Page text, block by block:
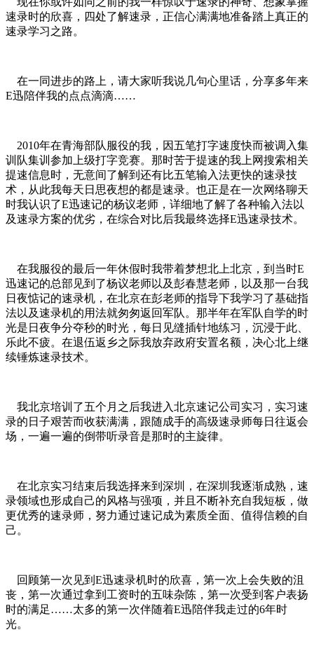
速录时的欣喜，四处了解速录，正信心满满地准备踏上真正的
速录学习之路。
在一同进步的路上，请大家听我说几句心里话，分享多年来
E迅陪伴我的点点滴滴……
2010年在青海部队服役的我，因五笔打字速度快而被调入集
训队集训参加上级打字竞赛。那时苦于提速的我上网搜索相关
提速信息时，无意间了解到还有比五笔输入法更快的速录技
术，从此我每天日思夜想的都是速录。也正是在一次网络聊天
时我认识了E迅速记的杨议老师，详细地了解了各种输入法以
及速录方案的优劣，在综合对比后我最终选择E迅速录技术。
在我服役的最后一年休假时我带着梦想北上北京，到当时E
迅速记的总部见到了杨议老师以及彭春慧老师，以及那一台我
日夜惦记的速录机，在北京在彭老师的指导下我学习了基础指
法以及速录机的用法就匆匆返回军队。那半年在军队自学的时
光是日夜争分夺秒的时光，每日见缝插针地练习，沉浸于此、
乐此不疲。在退伍返乡之际我放弃政府安置名额，决心北上继
续锤炼速录技术。
我北京培训了五个月之后我进入北京速记公司实习，实习速
录的日子艰苦而收获满满，跟随成手的高级速录师每日往返会
场，一遍一遍的倒带听录音是那时的主旋律。
在北京实习结束后我选择来到深圳，在深圳我逐渐成熟，速
录领域也形成自己的风格与强项，并且不断补充自我短板，做
更优秀的速录师，努力通过速记成为素质全面、值得信赖的自
己。
回顾第一次见到E迅速录机时的欣喜，第一次上会失败的沮
丧，第一次通过拿到工资时的五味杂陈，第一次受到客户表扬
时的满足……太多的第一次伴随着E迅陪伴我走过的6年时
光。